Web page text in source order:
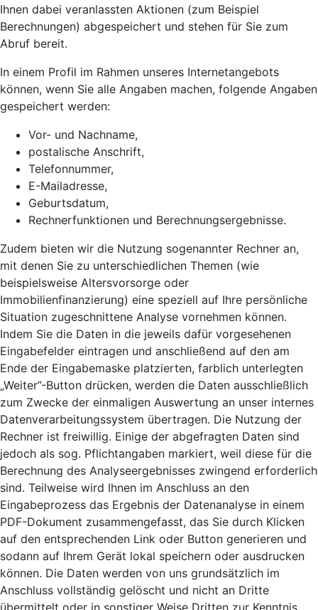
Ihnen dabei veranlassten Aktionen (zum Beispiel
Berechnungen) abgespeichert und stehen für Sie zum
Abruf bereit.
In einem Profil im Rahmen unseres Internetangebots
können, wenn Sie alle Angaben machen, folgende Angaben
gespeichert werden:
Vor- und Nachname,
postalische Anschrift,
Telefonnummer,
E-Mailadresse,
Geburtsdatum,
Rechnerfunktionen und Berechnungsergebnisse.
Zudem bieten wir die Nutzung sogenannter Rechner an,
mit denen Sie zu unterschiedlichen Themen (wie
beispielsweise Altersvorsorge oder
Immobilienfinanzierung) eine speziell auf Ihre persönliche
Situation zugeschnittene Analyse vornehmen können.
Indem Sie die Daten in die jeweils dafür vorgesehenen
Eingabefelder eintragen und anschließend auf den am
Ende der Eingabemaske platzierten, farblich unterlegten
„Weiter”-Button drücken, werden die Daten ausschließlich
zum Zwecke der einmaligen Auswertung an unser internes
Datenverarbeitungssystem übertragen. Die Nutzung der
Rechner ist freiwillig. Einige der abgefragten Daten sind
jedoch als sog. Pflichtangaben markiert, weil diese für die
Berechnung des Analyseergebnisses zwingend erforderlich
sind. Teilweise wird Ihnen im Anschluss an den
Eingabeprozess das Ergebnis der Datenanalyse in einem
PDF-Dokument zusammengefasst, das Sie durch Klicken
auf den entsprechenden Link oder Button generieren und
sodann auf Ihrem Gerät lokal speichern oder ausdrucken
können. Die Daten werden von uns grundsätzlich im
Anschluss vollständig gelöscht und nicht an Dritte
übermittelt oder in sonstiger Weise Dritten zur Kenntnis